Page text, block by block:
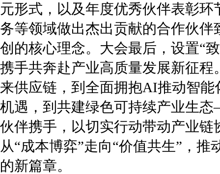
元形式，以及年度优秀伙伴表彰
务等领域做出杰出贡献的合作伙
创的核心理念。大会最后，设置“
携手共奔赴产业高质量发展新征
来供应链，到全面拥抱AI推动智
机遇，到共建绿色可持续产业生
伙伴携手，以切实行动带动产业
从“成本博弈”走向“价值共生”，
的新篇章。